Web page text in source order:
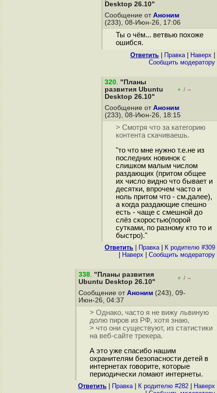
Desktop 26.10"
Сообщение от Аноним
(233), 08-Июн-26, 17:06
Ты о чём... ветвью похоже
ошибся.
Ответить Правка| Наверх
Cообщить модератору
320. "Планы
развития Ubuntu
Desktop 26.10"
+ / –
Сообщение от Аноним
(233), 08-Июн-26, 18:15
> Смотря что за категорию
контента скачиваешь.
"то что мне нужно т.е.не из
последних новинок с
слишком малым числом
раздающих (притом общее
их число видно что бывает и
десятки, впрочем часто и
ноль притом что - см.далее),
а когда раздающие спешно
есть - чаще с смешной до
слёз скоростью(порой
сутками, по разному кто то и
быстро)."
Ответить Правка|
К родителю #309
Наверх Cообщить модератору
338. "Планы развития
Ubuntu Desktop 26.10"
+ / –
Сообщение от Аноним (243), 09-
Июн-26, 04:37
> Однако, часто я не вижу львиную
долю пиров из РФ, хотя знаю,
> что они существуют, из статистики
на веб-сайте трекера.
А это уже спасибо нашим
охранителям безопасности детей в
интернетах говорите, которые
периодически ломают интернеты.
Ответить Правка| К родителю #282
Наверх